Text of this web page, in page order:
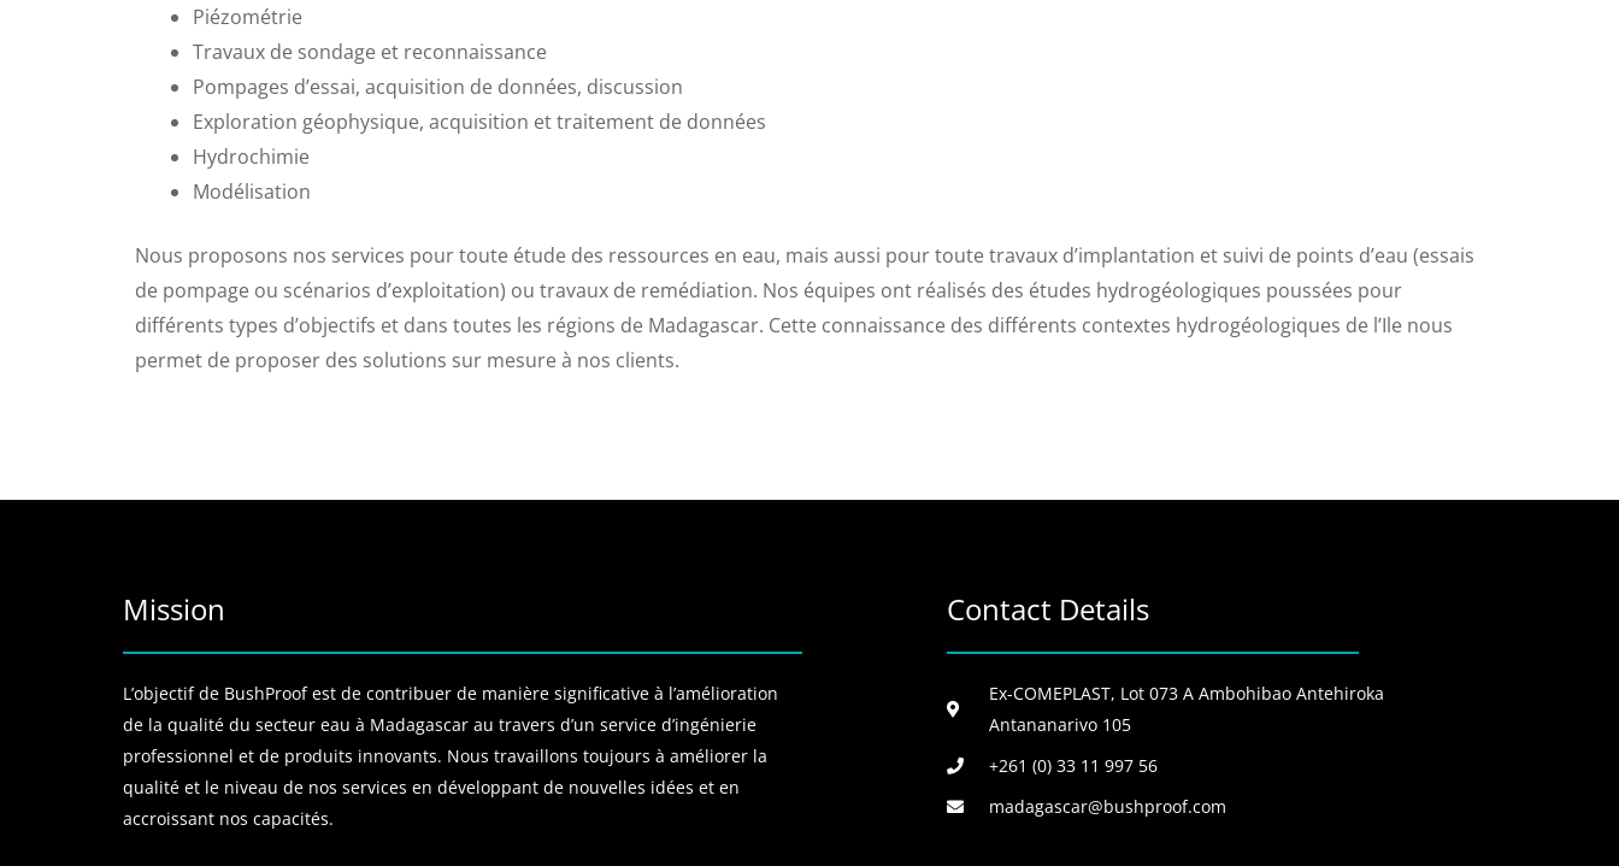
Piézométrie
Travaux de sondage et reconnaissance
Pompages d’essai, acquisition de données, discussion
Exploration géophysique, acquisition et traitement de données
Hydrochimie
Modélisation
Nous proposons nos services pour toute étude des ressources en eau, mais aussi pour toute travaux d’implantation et suivi de points d’eau (essais
de pompage ou scénarios d’exploitation) ou travaux de remédiation. Nos équipes ont réalisés des études hydrogéologiques poussées pour
différents types d’objectifs et dans toutes les régions de Madagascar. Cette connaissance des différents contextes hydrogéologiques de l’Ile nous
permet de proposer des solutions sur mesure à nos clients.
Mission
L’objectif de BushProof est de contribuer de manière significative à l’amélioration
de la qualité du secteur eau à Madagascar au travers d’un service d’ingénierie
professionnel et de produits innovants. Nous travaillons toujours à améliorer la
qualité et le niveau de nos services en développant de nouvelles idées et en
accroissant nos capacités.
Contact Details
Ex-COMEPLAST, Lot 073 A Ambohibao Antehiroka
Antananarivo 105
+261 (0) 33 11 997 56
madagascar@bushproof.com